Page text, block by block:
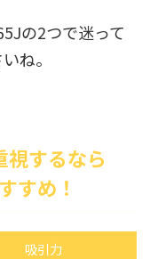
の2つで迷って
ね。
するなら
すめ！
吸引力